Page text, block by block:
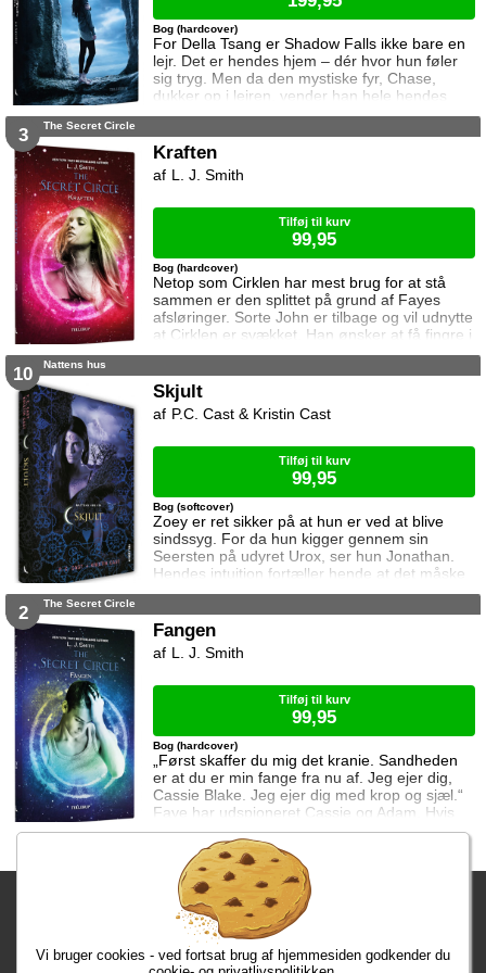
For Della Tsang er Shadow Falls ikke bare en
lejr. Det er hendes hjem – dér hvor hun føler
sig tryg. Men da den mystiske fyr, Chase,
dukker op i lejren, vender han hele hendes
verden på hovedet. Jo mere tid hun tilbringer
tiltrukket af ham, men samtidig gør den
hendes hjerte. Da en ny mordsag bliver
Bog (hardcover)
3 The Secret Circle
Kraften
Netop som Cirklen har mest brug for at stå
sammen er den splittet på grund af Fayes
afsløringer. Sorte John er tilbage og vil udnytte
at Cirklen er svækket. Han ønsker at få fingre i
Mesterred- skaberne og blive leder af Cirklen.
Cassie finder ud af hvorfor hun føler så stærk
en forbindelse til Sorte John - og sandheden
ryster hende dybt. Samtidig tvinges hun til a
Bog (hardcover)
L. J. Smith
Tilføj til kurv
99,95
10 Nattens hus
Skjult
Zoey er ret sikker på at hun er ved at blive
sindssyg. For da hun kigger gennem sin
Seersten på udyret Urox, ser hun Jonathan.
Hendes intuition fortæller hende at det måske
er nøglen til at besejre Mørke. Men tager hun
står hende nærmest, livet. Neferets ondskab
er blevet afsløret, men hun er bestemt ikke
færdig med at sprede kaos, mistillid og Mørke
Bog (softcover)
P.C. Cast & Kristin Cast
Tilføj til kurv
99,95
2 The Secret Circle
Fangen
„Først skaffer du mig det kranie. Sandheden
er at du er min fange fra nu af. Jeg ejer dig,
Cassie Blake. Jeg ejer dig med krop og sjæl.“
Faye har udspioneret Cassie og Adam. Hvis
hun skal holde mund med hvad hun har set,
og Cassie skal undgå at ødelægge sit venskab
med Diana, bliver Cassie nødt til at gå ind på
Fays betingelser. Cassie er fortvivlet, går hun
ind på Fays betingelser, kan det betyde at en
meget gamm
Bog (hardcover)
L. J. Smith
Tilføj til kurv
99,95
Fragtgebyret er DKK 59,95 • Fragtgebyret bortfalder ved køb over
DKK 299,00
Bestiller du inden kl. 13:00 har du dine varer på mandag!
Vi bruger cookies - ved fortsat brug af hjemmesiden godkender du